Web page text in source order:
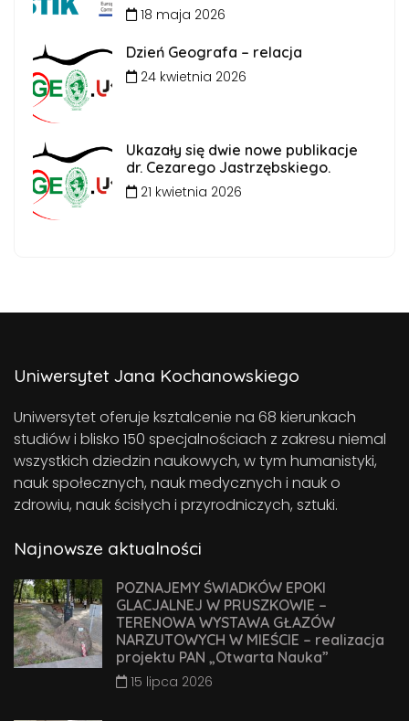
18 maja 2026
Dzień Geografa – relacja
24 kwietnia 2026
Ukazały się dwie nowe publikacje
dr. Cezarego Jastrzębskiego.
21 kwietnia 2026
Uniwersytet Jana Kochanowskiego
Uniwersytet oferuje ksztalcenie na 68 kierunkach
studiów i blisko 150 specjalnościach z zakresu niemal
wszystkich dziedzin naukowych, w tym humanistyki,
nauk społecznych, nauk medycznych i nauk o
zdrowiu, nauk ścisłych i przyrodniczych, sztuki.
Najnowsze aktualności
POZNAJEMY ŚWIADKÓW EPOKI
GLACJALNEJ W PRUSZKOWIE –
TERENOWA WYSTAWA GŁAZÓW
NARZUTOWYCH W MIEŚCIE – realizacja
projektu PAN „Otwarta Nauka”
15 lipca 2026